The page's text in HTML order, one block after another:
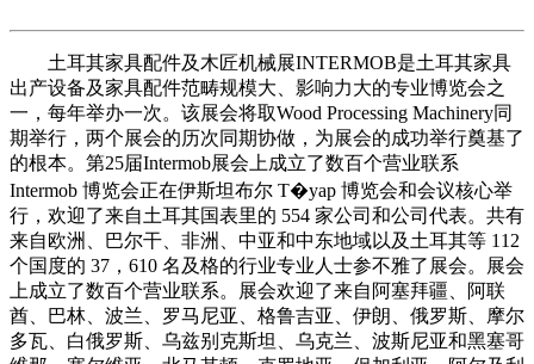
土耳其家具配件及木匠机械展INTERMOB是土耳其家具
出产设备及家具配件范畴规模大、影响力大的专业博览会之
一，每年举办一次。该展会将取Wood Processing Machinery同
期举行，两个展会的历次同期协做，为展会的成功举行奠基了
的根本。第25届Intermob展会上成立了数百个营业联系
Intermob 博览会正在伊斯坦布尔 T�yap 博览会和会议核心举
行，欢迎了来自土耳其国表里的 554 家公司和公司代表。共有
来自欧洲、巴尔干、非洲、中亚和中东地域以及土耳其等 112
个国度的 37，610 名及格的行业专业人士参不雅了展会。展会
上成立了数百个营业联系。展会欢迎了来自阿塞拜疆、阿联
酋、巴林、波兰、罗马尼亚、格鲁吉亚、伊朗、俄罗斯、摩尔
多瓦、白俄罗斯、乌兹别克斯坦、乌克兰、波斯尼亚和黑塞哥